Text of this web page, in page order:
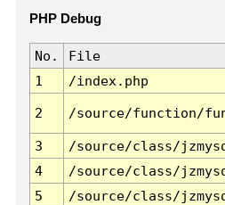
PHP Debug
No. File
1
/index.php
2 /source/function/
3 /source/class/
4
/source/class/
5
/source/class/